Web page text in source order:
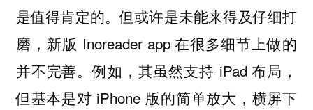
是值得肯定的。但或许是未能来得及仔细打
磨，新版 Inoreader app 在很多细节上做的
并不完善。例如，其虽然支持 iPad 布局，
但基本是对 iPhone 版的简单放大，横屏下